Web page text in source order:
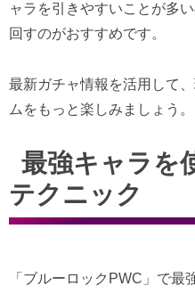
ャラを引きやすいことが多
回すのがおすすめです。
最新ガチャ情報を活用して
ムをもっと楽しみましょう。
最強キャラを
テクニック
「ブルーロックPWC」で